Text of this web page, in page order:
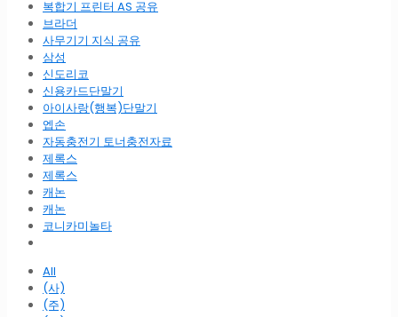
복합기 프린터 AS 공유
브라더
사무기기 지식 공유
삼성
신도리코
신용카드단말기
아이사랑(행복)단말기
엡손
자동충전기 토너충전자료
제록스
제록스
캐논
캐논
코니카미놀타
All
(사)
(주)